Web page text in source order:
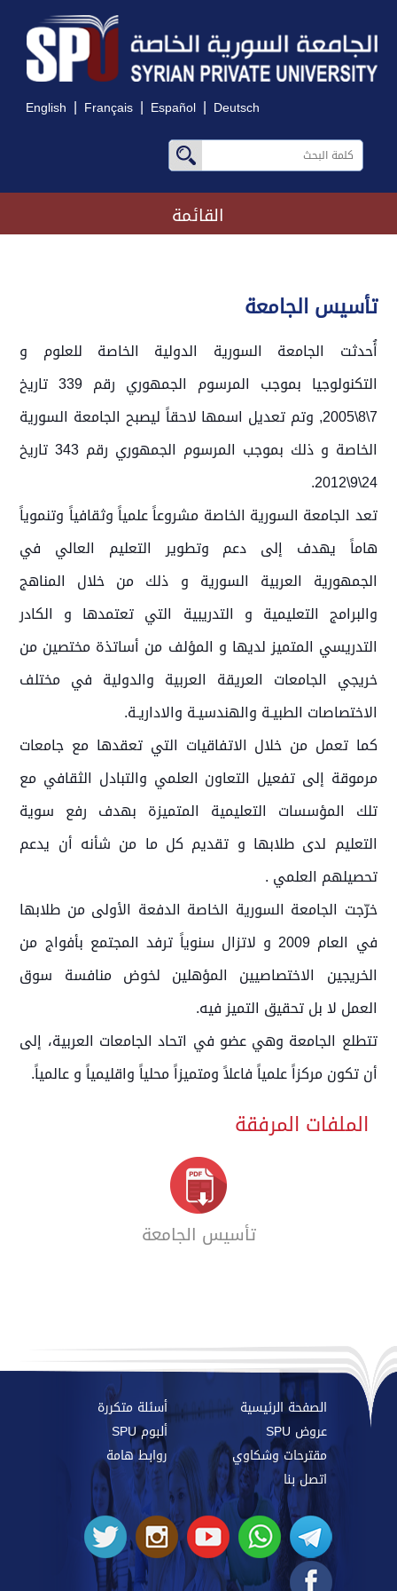
English | Français | Español | Deutsch
القائمة
تأسيس الجامعة
أُحدثت الجامعة السورية الدولية الخاصة للعلوم و
التكنولوجيا بموجب المرسوم الجمهوري رقم 339 تاريخ
7\8\2005, وتم تعديل اسمها لاحقاً ليصبح الجامعة السورية
الخاصة و ذلك بموجب المرسوم الجمهوري رقم 343 تاريخ
24\9\2012.
تعد الجامعة السورية الخاصة مشروعاً علمياً وثقافياً وتنموياً
هاماً يهدف إلى دعم وتطوير التعليم العالي في
الجمهورية العربية السورية و ذلك من خلال المناهج
والبرامج التعليمية و التدريبية التي تعتمدها و الكادر
التدريسي المتميز لديها و المؤلف من أساتذة مختصين من
خريجي الجامعات العريقة العربية والدولية في مختلف
الاختصاصات الطبيـة والهندسيـة والاداريـة.
كما تعمل من خلال الاتفاقيات التي تعقدها مع جامعات
مرموقة إلى تفعيل التعاون العلمي والتبادل الثقافي مع
تلك المؤسسات التعليمية المتميزة بهدف رفع سوية
التعليم لدى طلابها و تقديم كل ما من شأنه أن يدعم
تحصيلهم العلمي .
خرّجت الجامعة السورية الخاصة الدفعة الأولى من طلابها
في العام 2009 و لاتزال سنوياً ترفد المجتمع بأفواج من
الخريجين الاختصاصيين المؤهلين لخوض منافسة سوق
العمل لا بل تحقيق التميز فيه.
تتطلع الجامعة وهي عضو في اتحاد الجامعات العربية، إلى
أن تكون مركزاً علمياً فاعلاً ومتميزاً محلياً واقليمياً و عالمياً.
الملفات المرفقة
تأسيس الجامعة
الصفحة الرئيسية
أسئلة متكررة
عروض SPU
ألبوم SPU
مقترحات وشكاوي
روابط هامة
اتصل بنا